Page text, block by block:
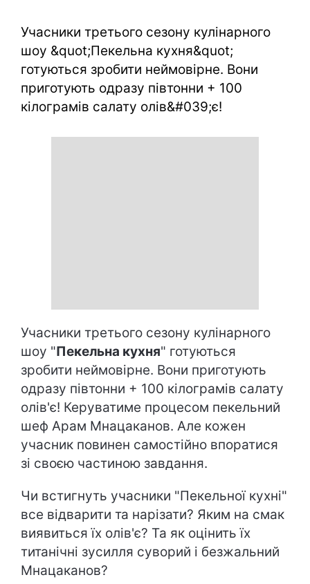
Учасники третього сезону кулінарного
шоу &quot;Пекельна кухня&quot;
готуються зробити неймовірне. Вони
приготують одразу півтонни + 100
кілограмів салату олів&#039;є!
Учасники третього сезону кулінарного
шоу "Пекельна кухня" готуються
зробити неймовірне. Вони приготують
одразу півтонни + 100 кілограмів салату
олів'є! Керуватиме процесом пекельний
шеф Арам Мнацаканов. Але кожен
учасник повинен самостійно впоратися
зі своєю частиною завдання.
Чи встигнуть учасники "Пекельної кухні"
все відварити та нарізати? Яким на смак
виявиться їх олів'є? Та як оцінить їх
титанічні зусилля суворий і безжальний
Мнацаканов?